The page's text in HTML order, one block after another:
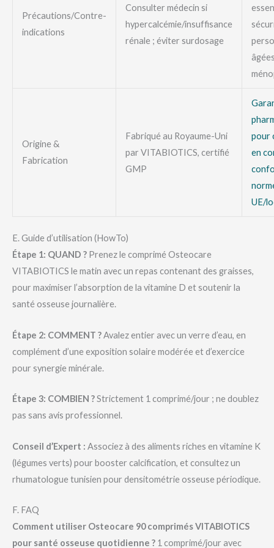
Précautions/Contre-
indications
Consulter médecin si
hypercalcémie/insuffisance
rénale ; éviter surdosage
Origine &
Fabrication
Fabriqué au Royaume-Uni
par VITABIOTICS, certifié
GMP
pour
en
UE/
E. Guide d’utilisation (HowTo)
Étape 1: QUAND ? Prenez le comprimé Osteocare
VITABIOTICS le matin avec un repas contenant des graisses,
pour maximiser l’absorption de la vitamine D et soutenir la
santé osseuse journalière.
Étape 2: COMMENT ?Avalez entier avec un verre d’eau, en
complément d’une exposition solaire modérée et d’exercice
pour synergie minérale.
Étape 3: COMBIEN ?Strictement 1 comprimé/jour ; ne doublez
pas sans avis professionnel.
Conseil d’Expert : Associez à des aliments riches en vitamine K
(légumes verts) pour booster calcification, et consultez un
rhumatologue tunisien pour densitométrie osseuse périodique.
F. FAQ
Comment utiliser Osteocare 90 comprimés VITABIOTICS
pour santé osseuse quotidienne ? 1 comprimé/jour avec